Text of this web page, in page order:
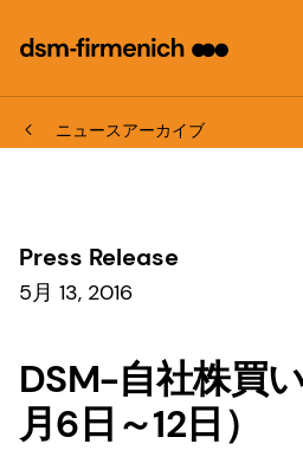
ニュースアーカイブ
Press Release
5月 13, 2016
DSM-自社株買
月6日～12日）